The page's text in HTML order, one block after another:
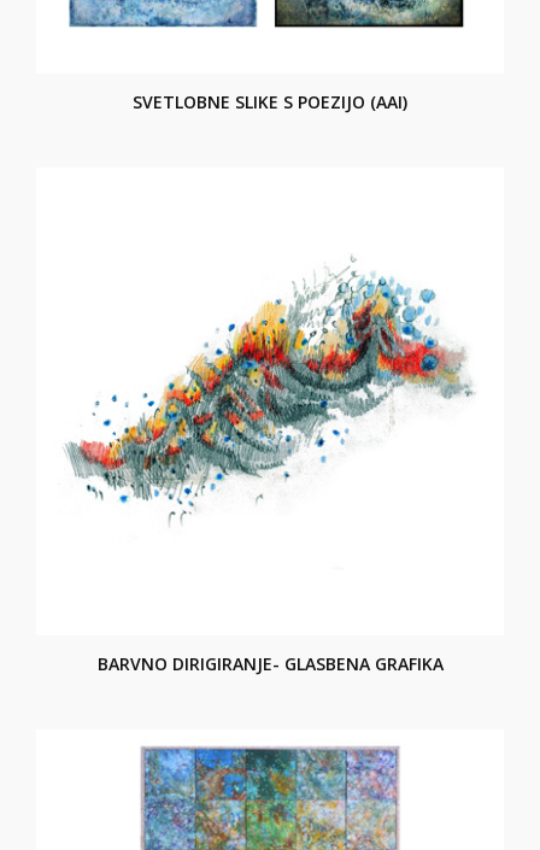
SVETLOBNE SLIKE S POEZIJO (AAI)
BARVNO DIRIGIRANJE- GLASBENA GRAFIKA